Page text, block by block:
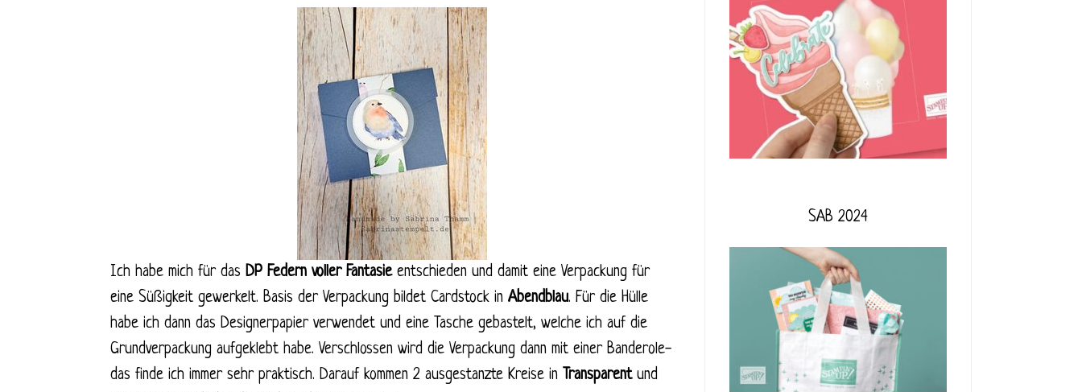
Ich habe mich für das DP Federn voller Fantasieentschieden und damit eine Verpackung für
eine Süßigkeit gewerkelt. Basis der Verpackung bildet Cardstock in Abendblau. Für die Hülle
habe ich dann das Designerpapier verwendet und eine Tasche gebastelt, welche ich auf die
Grundverpackung aufgeklebt habe. Verschlossen wird die Verpackung dann mit einer Banderole-
das finde ich immer sehr praktisch. Darauf kommen 2 ausgestanzte Kreise in Transparent und
SAB 2024